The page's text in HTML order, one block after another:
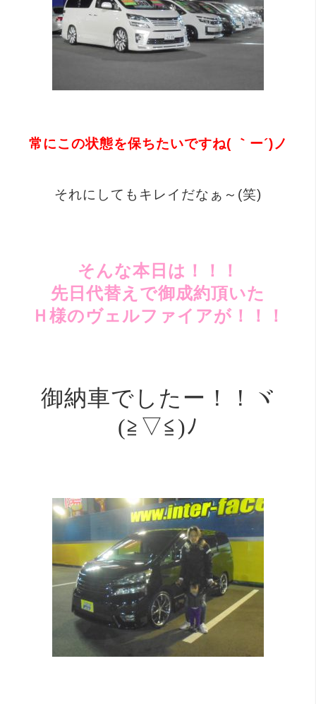
常にこの状態を保ちたいですね( ｀ー´)ノ
それにしてもキレイだなぁ～(笑)
そんな本日は！！！
先日代替えで御成約頂いた
Ｈ様のヴェルファイアが！！！
御納車でしたー！！ヾ
(≧▽≦)ﾉ